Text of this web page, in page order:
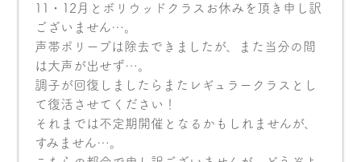
11・12月とボリウッドクラスお休みを頂き申し訳
ございません…。
声帯ポリープは除去できましたが、また当分の間
は大声が出せず…。
調子が回復しましたらまたレギュラークラスとし
て復活させてください！
それまでは不定期開催となるかもしれませんが、
すみません…。